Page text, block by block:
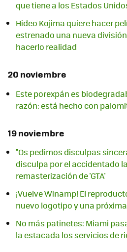
que tiene a los Estados
Hideo Kojima quiere hacer
estrenado una nueva
hacerlo realidad
20 noviembre
Este porexpán es
razón: está hecho con
19 noviembre
"Os pedimos disculpas
disculpa por el accidentado
remasterización de 'GTA'
¡Vuelve Winamp! El
nuevo logotipo y una
No más patinetes: Miami
la estacada los servicios de